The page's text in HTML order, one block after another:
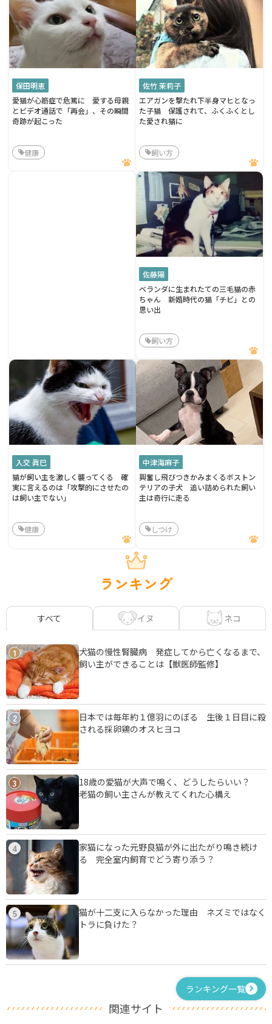
保田明恵
愛猫が心筋症で危篤に 愛する母親
とビデオ通話で「再会」、その瞬間
奇跡が起こった
健康
佐竹 茉莉子
エアガンを撃たれ下半身マヒとなっ
た子猫 保護されて、ふくふくとし
た愛され猫に
飼い方
佐藤陽
ベランダに生まれたての三毛猫の赤
ちゃん 新婚時代の猫「チビ」との
思い出
飼い方
入交 眞巳
猫が飼い主を激しく襲ってくる 確
実に言えるのは「攻撃的にさせたの
は飼い主でない」
健康
中津海麻子
興奮し飛びつきかみまくるボストン
テリアの子犬 追い詰められた飼い
主は奇行に走る
しつけ
ランキング
すべて イヌ ネコ
1
犬猫の慢性腎臓病 発症してから亡くなるまで、
飼い主ができることは【獣医師監修】
2
日本では毎年約１億羽にのぼる 生後１日目に殺
される採卵鶏のオスヒヨコ
3
18歳の愛猫が大声で鳴く、どうしたらいい？
老猫の飼い主さんが教えてくれた心構え
4
家猫になった元野良猫が外に出たがり鳴き続け
る 完全室内飼育でどう寄り添う？
5
猫が十二支に入らなかった理由 ネズミではなく
トラに負けた？
ランキング一覧
関連サイト